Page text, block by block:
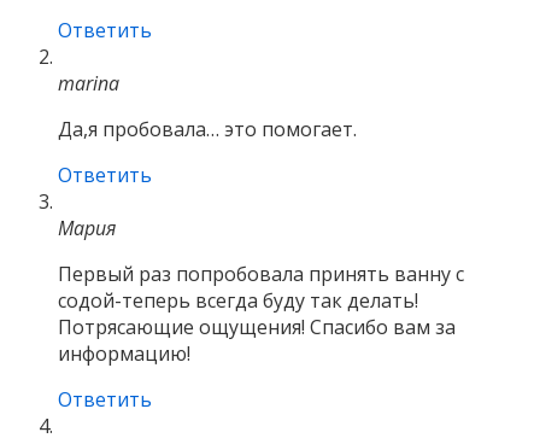
Ответить
marina
Да,я пробовала… это помогает.
Ответить
Мария
Первый раз попробовала принять ванну с
содой-теперь всегда буду так делать!
Потрясающие ощущения! Спасибо вам за
информацию!
Ответить